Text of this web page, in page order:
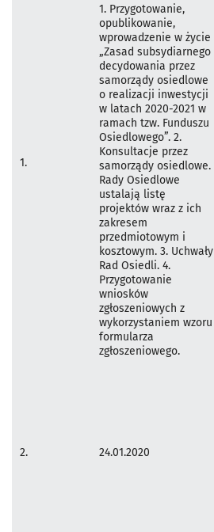
1.
1. Przygotowanie,
opublikowanie,
wprowadzenie w życie
„Zasad subsydiarnego
decydowania przez
samorządy osiedlowe
o realizacji inwestycji
w latach 2020-2021 w
ramach tzw. Funduszu
Osiedlowego”. 2.
Konsultacje przez
samorządy osiedlowe.
Rady Osiedlowe
ustalają listę
projektów wraz z ich
zakresem
przedmiotowym i
kosztowym. 3. Uchwały
Rad Osiedli. 4.
Przygotowanie
wniosków
zgłoszeniowych z
wykorzystaniem wzoru
formularza
zgłoszeniowego.
2. 24.01.2020